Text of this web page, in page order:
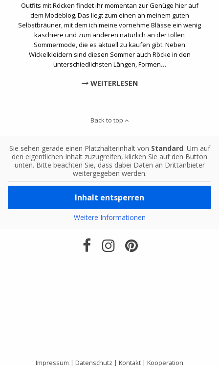
Outfits mit Röcken findet ihr momentan zur Genüge hier auf
dem Modeblog. Das liegt zum einen an meinem guten
Selbstbräuner, mit dem ich meine vornehme Blässe ein wenig
kaschiere und zum anderen natürlich an der tollen
Sommermode, die es aktuell zu kaufen gibt. Neben
Wickelkleidern sind diesen Sommer auch Röcke in den
unterschiedlichsten Längen, Formen…
WEITERLESEN
Back to top
Sie sehen gerade einen Platzhalterinhalt von Standard. Um auf
den eigentlichen Inhalt zuzugreifen, klicken Sie auf den Button
unten. Bitte beachten Sie, dass dabei Daten an Drittanbieter
weitergegeben werden.
Inhalt entsperren
Weitere Informationen
Impressum | Datenschutz | Kontakt | Kooperation